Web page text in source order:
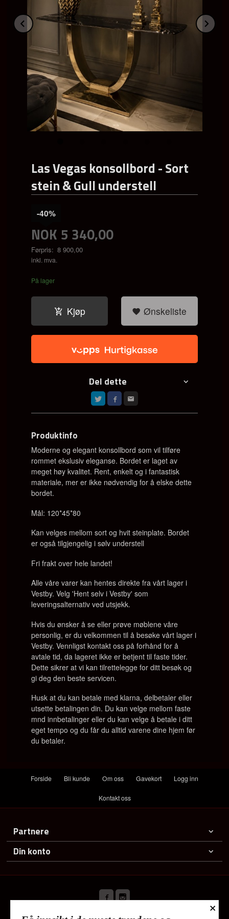
Prev
Las Vegas konsollbord - Sort
stein & Gull understell
NOK 5 340,00
Førpris: 8 900,00
Rabatt
-40%
inkl. mva.
På lager
Kjøp Ønskeliste
Del dette
Produktinfo
Moderne og elegant konsollbord som vil tilføre
rommet ekslusiv eleganse. Bordet er laget av
meget høy kvalitet. Rent, enkelt og i fantastisk
materiale, mer er ikke nødvendig for å elske dette
bordet.
Mål: 120*45*80
Kan velges mellom sort og hvit steinplate. Bordet
er også tilgjengelig i sølv understell
Fri frakt over hele landet!
Alle våre varer kan hentes direkte fra vårt lager i
Vestby. Velg 'Hent selv i Vestby' som
leveringsalternativ ved utsjekk.
Hvis du ønsker å se eller prøve møblene våre
personlig, er du velkommen til å besøke vårt lager i
Vestby. Vennligst kontakt oss på forhånd for å
avtale tid, da lageret ikke er betjent til faste tider.
Dette sikrer at vi kan tilrettelegge for ditt besøk og
gi deg den beste servicen.
Husk at du kan betale med klarna, delbetaler eller
utsette betalingen din. Du kan velge mellom faste
mnd innbetalinger eller du kan velge å betale i ditt
eget tempo og du får du alltid varene dine hjem før
du betaler.
Forside Bli kunde Om oss Gavekort Logg inn
Kontakt oss
Partnere
Din konto
×